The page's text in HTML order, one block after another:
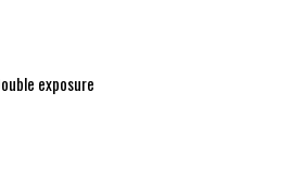
exposure